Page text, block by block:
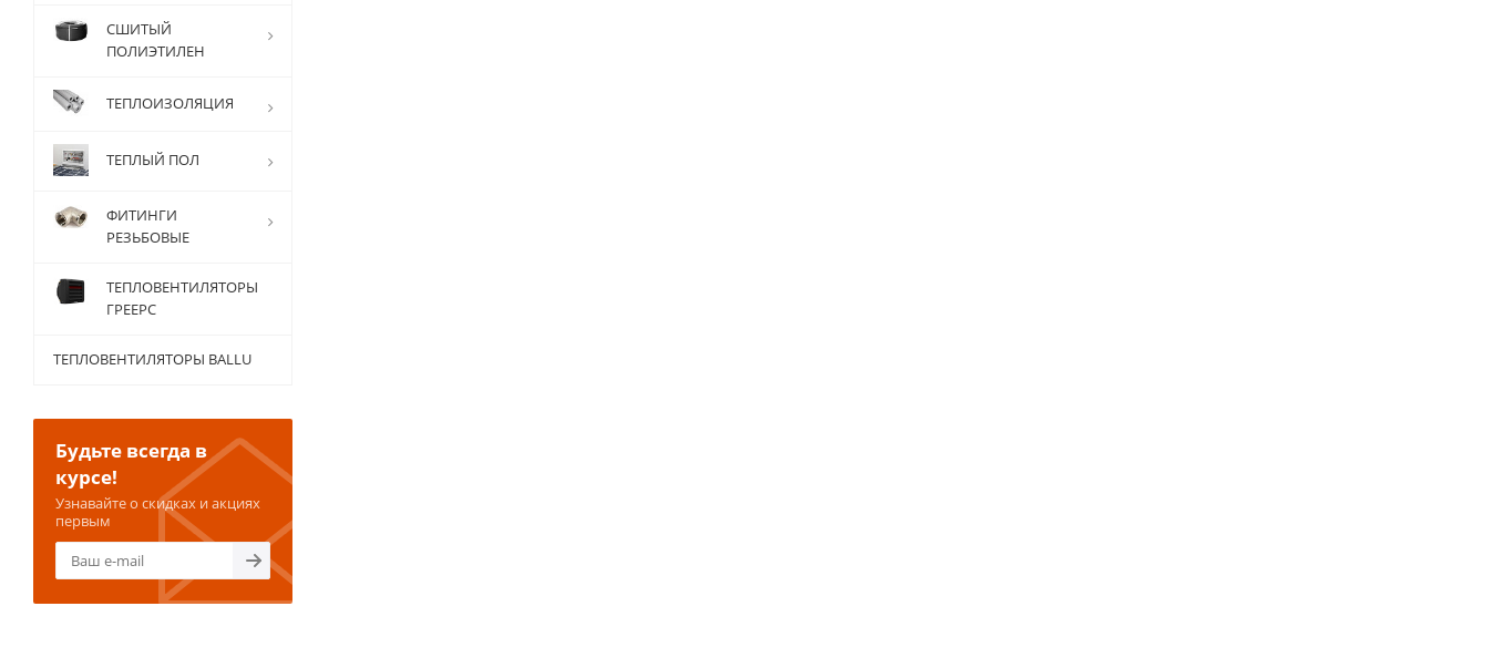
СШИТЫЙ
ПОЛИЭТИЛЕН
ТЕПЛОИЗОЛЯЦИЯ
ТЕПЛЫЙ ПОЛ
ФИТИНГИ
РЕЗЬБОВЫЕ
ТЕПЛОВЕНТИЛЯТОРЫ
ГРЕЕРС
ТЕПЛОВЕНТИЛЯТОРЫ BALLU
Будьте всегда в
курсе!
Узнавайте о скидках и акциях
первым